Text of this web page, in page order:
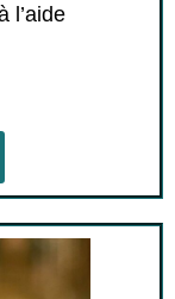
l’aide